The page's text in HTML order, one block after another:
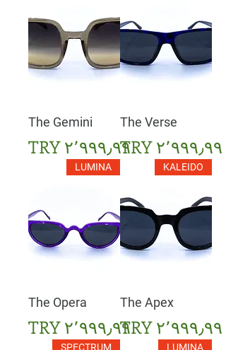
The Verse
السعر
The Gemini
السعر
KALEIDO
The Apex
السعر
LUMINA
The Opera
السعر
LUMINA
SPECTRUM